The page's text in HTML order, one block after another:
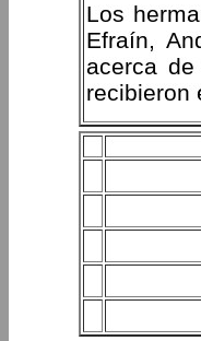
Los
Efraín,
acerca
recibieron